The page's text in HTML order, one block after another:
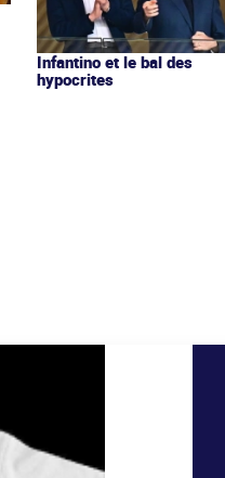
Infantino et le bal des
hypocrites